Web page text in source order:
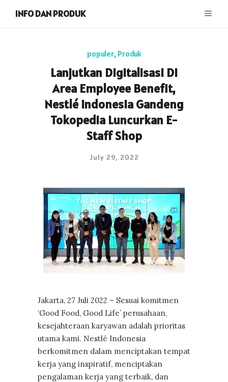
INFO DAN PRODUK
populer, Produk
Lanjutkan Digitalisasi Di
Area Employee Benefit,
Nestlé Indonesia Gandeng
Tokopedia Luncurkan E-
Staff Shop
July 29, 2022
Jakarta, 27 Juli 2022 – Sesuai komitmen
‘Good Food, Good Life’ perusahaan,
kesejahteraan karyawan adalah prioritas
utama kami. Nestlé Indonesia
berkomitmen dalam menciptakan tempat
kerja yang inspiratif, menciptakan
pengalaman kerja yang terbaik, dan